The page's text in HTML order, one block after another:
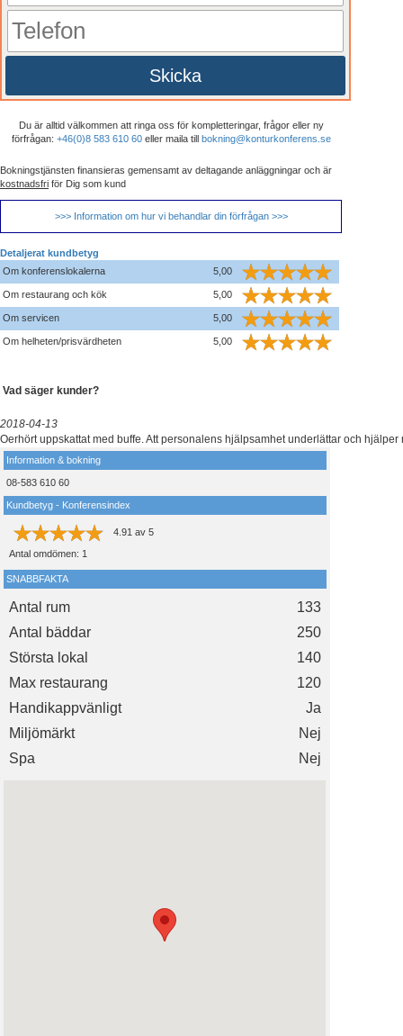
Skicka
Du är alltid välkommen att ringa oss för kompletteringar, frågor eller ny
förfrågan: +46(0)8 583 610 60eller maila till bokning@konturkonferens.se
Bokningstjänsten finansieras gemensamt av deltagande anläggningar och är
kostnadsfri för Dig som kund
>>> Information om hur vi behandlar din förfrågan >>>
Detaljerat kundbetyg
Om konferenslokalerna
5,00
Om restaurang och kök 5,00
Om servicen 5,00
Om helheten/prisvärdheten 5,00
Vad säger kunder?
2018-04-13
Oerhört uppskattat med buffe. Att personalens hjälpsamhet underlättar och hjälper
Information & bokning
08-583 610 60
Kundbetyg - Konferensindex
4.91 av 5
Antal omdömen: 1
SNABBFAKTA
Antal rum
133
Antal bäddar
250
Största lokal
140
Max restaurang
120
Handikappvänligt
Ja
Miljömärkt
Nej
Spa
Nej